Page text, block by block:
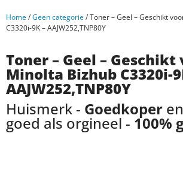
Home/Geen categorie/ Toner – Geel – Geschikt
C3320i-9K – AAJW252,TNP80Y
Toner – Geel – Geschikt
Minolta Bizhub C3320i-
AAJW252,TNP80Y
Huismerk - Goedkoper
goed als orgineel - 100%